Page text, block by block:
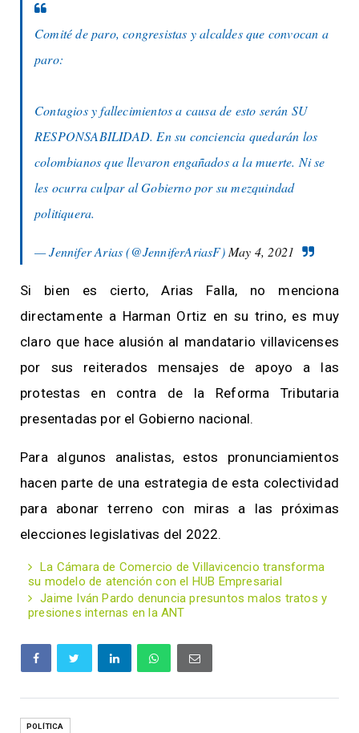
Comité de paro, congresistas y alcaldes que convocan a
paro:
Contagios y fallecimientos a causa de esto serán SU
RESPONSABILIDAD. En su conciencia quedarán los
colombianos que llevaron engañados a la muerte. Ni se
les ocurra culpar al Gobierno por su mezquindad
politiquera.
— Jennifer Arias (@JenniferAriasF)May 4, 2021
Si bien es cierto, Arias Falla, no menciona
directamente a Harman Ortiz en su trino, es muy
claro que hace alusión al mandatario villavicenses
por sus reiterados mensajes de apoyo a las
protestas en contra de la Reforma Tributaria
presentadas por el Gobierno nacional.
Para algunos analistas, estos pronunciamientos
hacen parte de una estrategia de esta colectividad
para abonar terreno con miras a las próximas
elecciones legislativas del 2022.
La Cámara de Comercio de Villavicencio transforma
su modelo de atención con el HUB Empresarial
Jaime Iván Pardo denuncia presuntos malos tratos y
presiones internas en la ANT
POLÍTICA